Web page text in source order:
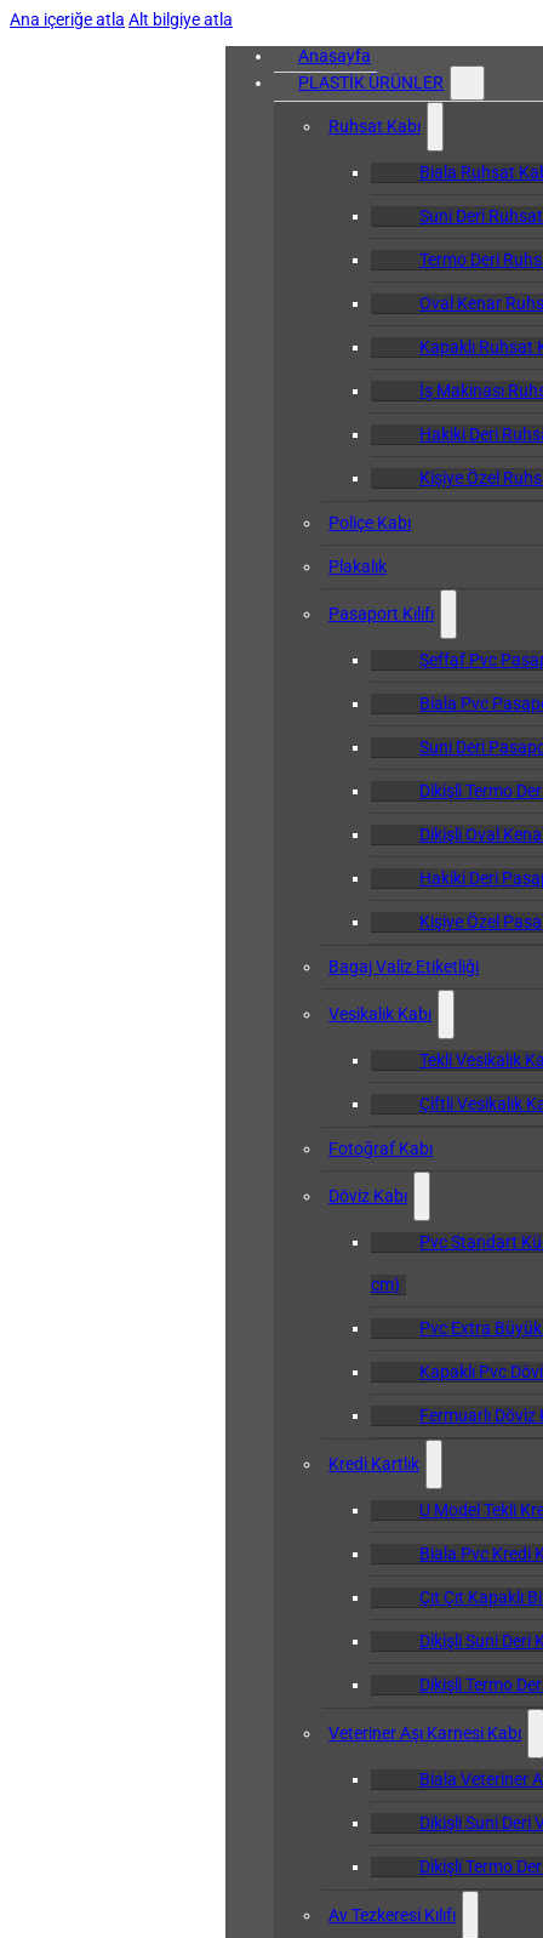
Ana içeriğe atla Alt bilgiye atla
Anasayfa
PLASTİK ÜRÜNLER
Ruhsat Kabı
Biala Ruhsat
Suni Deri Ruhsat
Termo Deri
Oval Kenar
Kapaklı Ruhsat
İş Makinası
Hakiki Deri
Kişiye Özel
Poliçe Kabı
Plakalık
Pasaport Kılıfı
Şeffaf Pvc
Biala Pvc
Suni Deri
Dikişli Termo
Dikişli Oval
Hakiki Deri
Kişiye Özel
Bagaj Valiz Etiketliği
Vesikalık Kabı
Tekli Vesikalık
Çiftli Vesikalık
Fotoğraf Kabı
Döviz Kabı
Pvc Standart
cm)
Pvc Extra
Kapaklı Pvc
Fermuarlı Döviz
Kredi Kartlık
U Model Tekli
Biala Pvc Kredi
Çıt Çıt Kapaklı
Dikişli Suni Deri
Dikişli Termo
Veteriner Aşı Karnesi Kabı
Biala Veteriner
Dikişli Suni Deri
Dikişli Termo
Av Tezkeresi Kılıfı